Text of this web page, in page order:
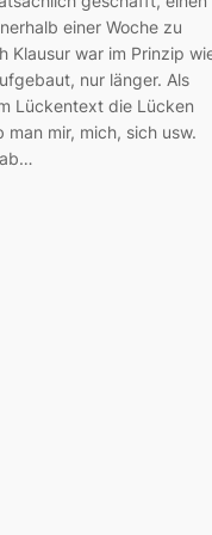
einer Woche zu
Klausur war im Prinzip
nur länger. Als
Lückentext die Lücken
mir, mich, sich usw.